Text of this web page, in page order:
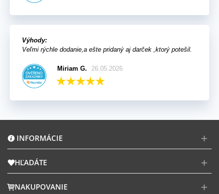
Výhody:
Veľmi rýchle dodanie,a ešte pridaný aj darček ,ktorý potešil.
Miriam G. 26.05.2026
INFORMÁCIE
HĽADÁTE
NAKUPOVANIE